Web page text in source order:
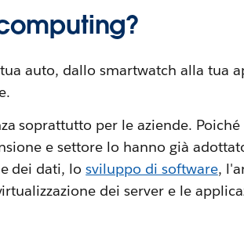
auto, dallo smartwatch alla tua
soprattutto per le aziende.
e settore lo hanno già
dei dati, losviluppo di software,
dei server e le